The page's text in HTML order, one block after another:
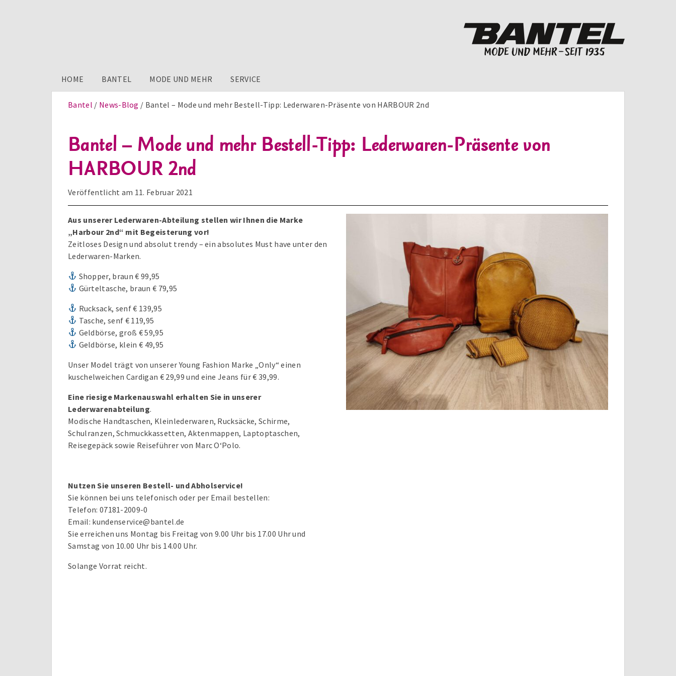
HOME BANTEL MODE UND MEHR SERVICE
Bantel News-Blog Bantel – Mode und mehr Bestell-Tipp: Lederwaren-Präsente von HARBOUR 2nd
Bantel – Mode und mehr Bestell-Tipp: Lederwaren-Präsente von
HARBOUR 2nd
Veröffentlicht am 11. Februar 2021
Aus unserer Lederwaren-Abteilung stellen wir Ihnen die Marke
„Harbour 2nd“ mit Begeisterung vor!
Zeitloses Design und absolut trendy – ein absolutes Must have unter den
Lederwaren-Marken.
Shopper, braun € 99,95
Gürteltasche, braun € 79,95
Rucksack, senf € 139,95
Tasche, senf € 119,95
Geldbörse, groß € 59,95
Geldbörse, klein € 49,95
Unser Model trägt von unserer Young Fashion Marke „Only“ einen
kuschelweichen Cardigan € 29,99 und eine Jeans für € 39,99.
Eine riesige Markenauswahl erhalten Sie in unserer
Lederwarenabteilung.
Modische Handtaschen, Kleinlederwaren, Rucksäcke, Schirme,
Schulranzen, Schmuckkassetten, Aktenmappen, Laptoptaschen,
Reisegepäck sowie Reiseführer von Marc O‘Polo.
Nutzen Sie unseren Bestell- und Abholservice!
Sie können bei uns telefonisch oder per Email bestellen:
Telefon: 07181-2009-0
Email: kundenservice@bantel.de
Sie erreichen uns Montag bis Freitag von 9.00 Uhr bis 17.00 Uhr und
Samstag von 10.00 Uhr bis 14.00 Uhr.
Solange Vorrat reicht.